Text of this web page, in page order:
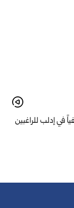
في إدلب للراغبين